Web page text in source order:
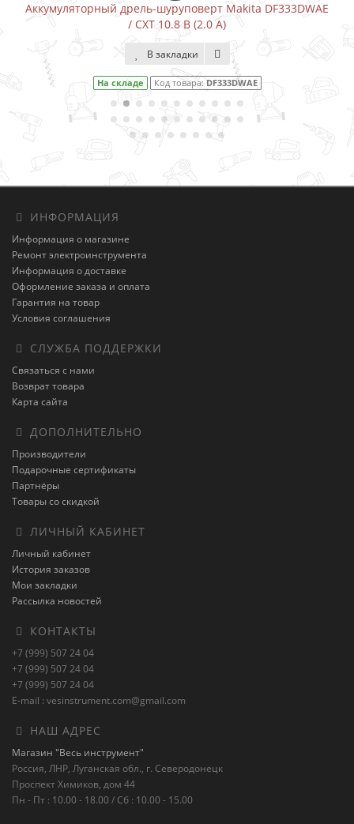
Makita DF333DWAE
(2.0 А)
DF333DWAE
Аккумуляторный шуруповерт-
В закладки
На складе Код
ИНФОРМАЦИЯ
Информация о магазине
Ремонт электроинструмента
Информация о доставке
Оформление заказа и оплата
Гарантия на товар
Условия соглашения
СЛУЖБА ПОДДЕРЖКИ
Связаться с нами
Возврат товара
Карта сайта
ДОПОЛНИТЕЛЬНО
Производители
Подарочные сертификаты
Партнёры
Товары со скидкой
ЛИЧНЫЙ КАБИНЕТ
Личный кабинет
История заказов
Мои закладки
Рассылка новостей
КОНТАКТЫ
+7 (999) 507 24 04
+7 (999) 507 24 04
+7 (999) 507 24 04
E-mail : vesinstrument.com@gmail.com
НАШ АДРЕС
Магазин "Весь инструмент"
Россия, ЛНР, Луганская обл., г. Северодонецк
Проспект Химиков, дом 44
Пн - Пт : 10.00 - 18.00 / Сб : 10.00 - 15.00